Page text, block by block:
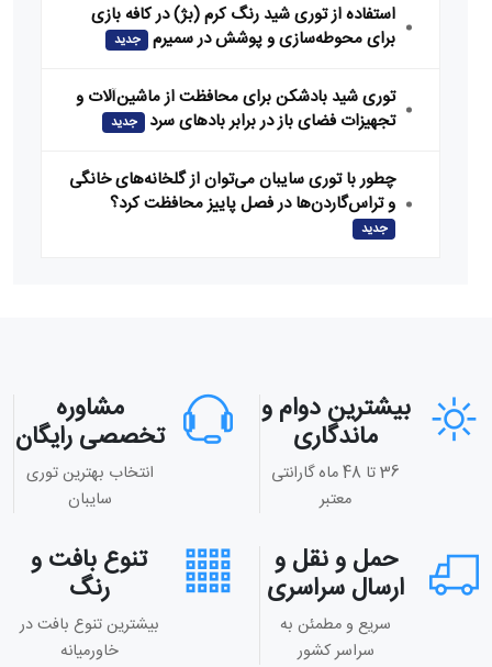
استفاده از توری شید رنگ کرم (بژ) در کافه‌ بازی
برای محوطه‌سازی و پوشش در سمیرم جدید
توری شید بادشکن برای محافظت از ماشین‌آلات و
تجهیزات فضای باز در برابر بادهای سرد
جدید
چطور با توری سایبان می‌توان از گلخانه‌های خانگی
و تراس‌گاردن‌ها در فصل پاییز محافظت کرد؟
جدید
بیشترین دوام و
ماندگاری
36 تا 48 ماه گارانتی
معتبر
مشاوره
تخصصی رایگان
انتخاب بهترین توری
سایبان
حمل و نقل و
ارسال سراسری
سریع و مطمئن به
سراسر کشور
تنوع بافت و
رنگ
بیشترین تنوع بافت در
خاورمیانه